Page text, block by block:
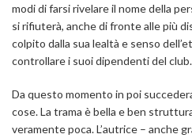
modi di farsi rivelare il nome della
si rifiuterà, anche di fronte alle più
colpito dalla sua lealtà e senso
controllare i suoi dipendenti del club.
Da questo momento in poi
cose. La trama è bella e ben
veramente poca. L’autrice – anche